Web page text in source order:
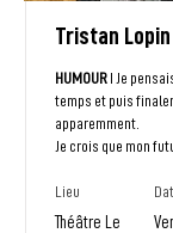
Tristan Lopin
HUMOUR I Je
temps et puis
apparemment.
Je crois que mon
Lieu
Théâtre Le